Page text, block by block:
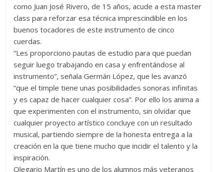
como Juan José Rivero, de 15 años, acude a esta master
class para reforzar esa técnica imprescindible en los
buenos tocadores de este instrumento de cinco
cuerdas.
“Les proporciono pautas de estudio para que puedan
seguir luego trabajando en casa y enfrentándose al
instrumento”, señala Germán López, que les avanzó
“que el timple tiene unas posibilidades sonoras infinitas
y es capaz de hacer cualquier cosa”. Por ello los anima a
que experimenten con el instrumento, sin olvidar que
cualquier proyecto artístico concluye con un resultado
musical, partiendo siempre de la honesta entrega a la
creación en la que tiene mucho que incidir el talento y la
inspiración.
Olegario Martín es uno de los alumnos más veteranos